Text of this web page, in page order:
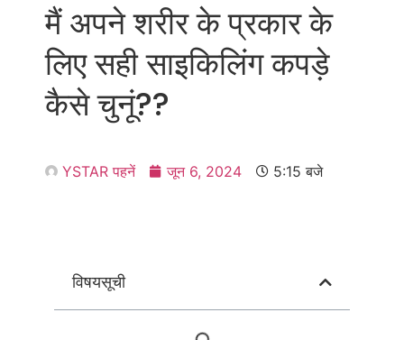
मैं अपने शरीर के प्रकार के
लिए सही साइकिलिंग कपड़े
कैसे चुनूं??
YSTAR पहनें जून 6, 2024 5:15 बजे
विषयसूची